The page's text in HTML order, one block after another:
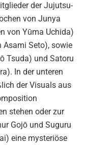
der Jujutsu-
von Junya
von Yūma Uchida)
Asami Seto), sowie
Tsuda) und Satoru
In der unteren
der Visuals aus
stehen oder zur
Gojō und Suguru
eine mysteriöse